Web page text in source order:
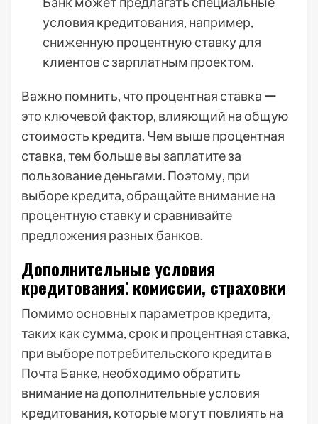
условия кредитования, например,
сниженную процентную ставку для
клиентов с зарплатным проектом.
Важно помнить, что процентная ставка ー
это ключевой фактор, влияющий на общую
стоимость кредита. Чем выше процентная
ставка, тем больше вы заплатите за
пользование деньгами. Поэтому, при
выборе кредита, обращайте внимание на
процентную ставку и сравнивайте
предложения разных банков.
Дополнительные условия
кредитования⁚ комиссии, страховки
Помимо основных параметров кредита,
таких как сумма, срок и процентная ставка,
при выборе потребительского кредита в
Почта Банке, необходимо обратить
внимание на дополнительные условия
кредитования, которые могут повлиять на